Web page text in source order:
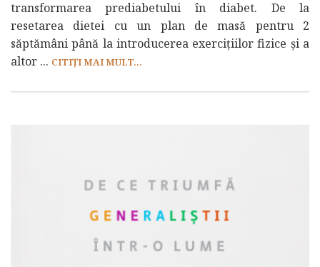
transformarea prediabetului în diabet. De la
resetarea dietei cu un plan de masă pentru 2
săptămâni până la introducerea exercițiilor fizice și a
altor ... CITIȚI MAI MULT...